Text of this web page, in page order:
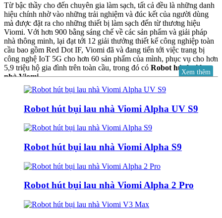
Từ bậc thầy cho đến chuyên gia làm sạch, tất cả đều là những danh
hiệu chính nhờ vào những trải nghiệm và đúc kết của người dùng
mà được đặt ra cho những thiết bị làm sạch đến từ thương hiệu
Viomi. Với hơn 900 bằng sáng chế về các sản phẩm và giải pháp
nhà thông minh, lại đạt tới 12 giải thưởng thiết kế công nghiệp toàn
cầu bao gồm Red Dot IF, Viomi đã và đang tiến tới việc trang bị
công nghệ IoT 5G cho hơn 60 sản phẩm của mình, phục vụ cho hơn
5,9 triệu hộ gia đình trên toàn cầu, trong đó có Robot hút bụi lau
nhà Viomi.
“Mang tới màu sắc của tương lai”
Là một thương hiệu con thuộc hệ xinh thái của ông trùm Xiaomi,
đáo, mang tới những màu sắc mới của tương lai với một loạt các sản
phẩm tiêu dùng bổ sung và các doanh nghiệp đem tới giá trị gia
Viomi cho phép tương tác một cách thông minh giữa sản phẩm với
con người để làm cho cuộc sống hàng ngày trở nên thuận tiện, hiệu
quả và thú vị hơn. Cụ thể ở đây, HomeAir sẽ đưa người dùng khám
Xem thêm
Robot hút bụi lau nhà Viomi Alpha UV S9
Robot hút bụi lau nhà Viomi Alpha S9
Robot hút bụi lau nhà Viomi Alpha 2 Pro